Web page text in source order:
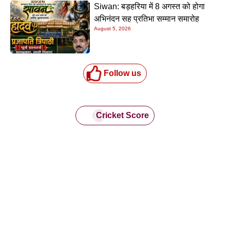
Siwan: बड़हरिया में 8 अगस्त को होगा
अभिनंदन सह प्रतिभा सम्मान समारोह
August 5, 2026
Follow us
Cricket Score